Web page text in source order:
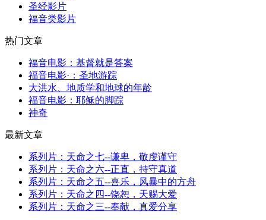
圣经影片
福音类影片
热门文章
福音电影：基督就是答案
福音电影·：圣地游踪
大洪水、地质学和地球的年龄
福音电影：耶稣的脚踪
神奇
最新文章
系列片：天命之七--谦卑，敬虔谨守
系列片：天命之六--正直，持守真道
系列片：天命之五--喜乐，风暴中的方舟
系列片：天命之四--饶恕，天赐大爱
系列片：天命之三--奉献，真爱分享